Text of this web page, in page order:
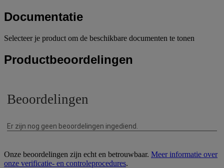
Documentatie
Selecteer je product om de beschikbare documenten te tonen
Productbeoordelingen
Onze beoordelingen zijn echt en betrouwbaar. Meer informatie over
onze verificatie- en controleprocedures.